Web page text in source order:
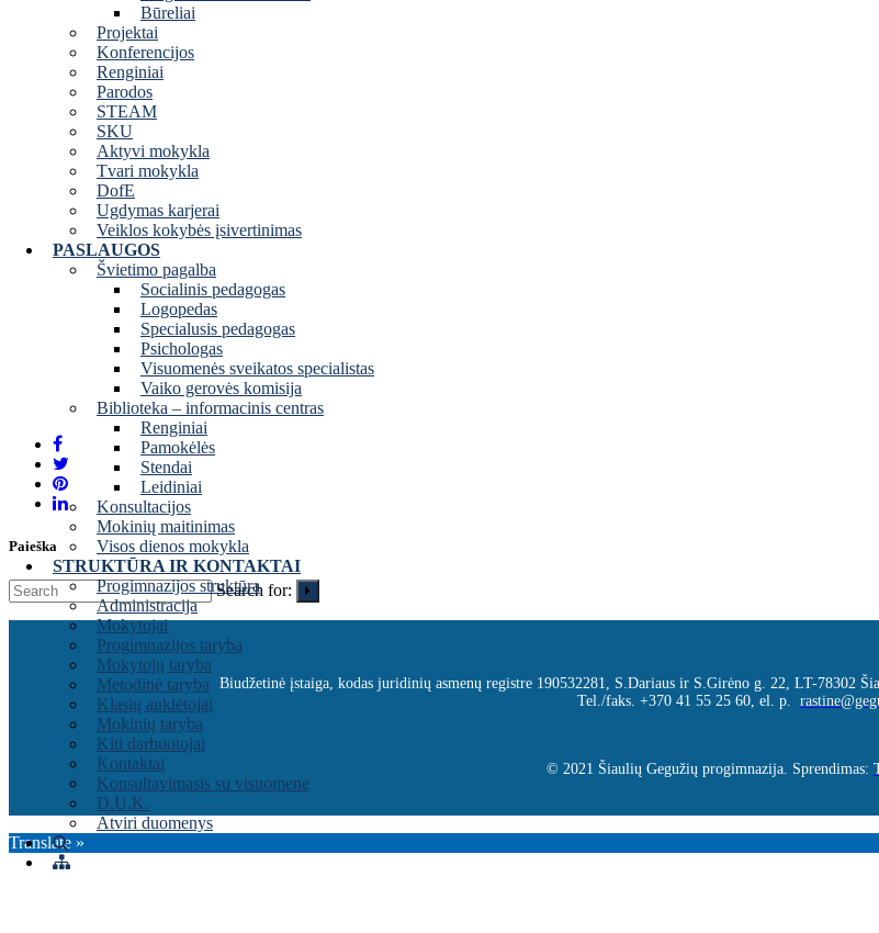
Būreliai
Projektai
Konferencijos
Renginiai
Parodos
STEAM
SKU
Aktyvi mokykla
Tvari mokykla
DofE
Ugdymas karjerai
Veiklos kokybės įsivertinimas
PASLAUGOS
Švietimo pagalba
Socialinis pedagogas
Logopedas
Specialusis pedagogas
Psichologas
Visuomenės sveikatos specialistas
Vaiko gerovės komisija
Biblioteka – informacinis centras
Renginiai
Pamokėlės
Stendai
Leidiniai
Konsultacijos
Mokinių maitinimas
Visos dienos mokykla
STRUKTŪRA IR KONTAKTAI
Progimnazijos struktūra
Administracija
Mokytojai
Progimnazijos taryba
Mokytojų taryba
Metodinė taryba
Klasių auklėtojai
Mokinių taryba
Kiti darbuotojai
Kontaktai
Konsultavimasis su visuomene
D.U.K.
Atviri duomenys
Paieška
Search for:
Biudžetinė įstaiga, kodas juridinių asmenų registre 190532281, S.Dariaus ir S.Girėno g. 22, LT-78302
Tel./faks. +370 41 55 25 60, el. p.
© 2021 Šiaulių Gegužių progimnazija. Sprendimas:
Translate »